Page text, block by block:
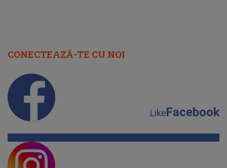
CONECTEAZĂ-TE CU NOI
LikeFacebook